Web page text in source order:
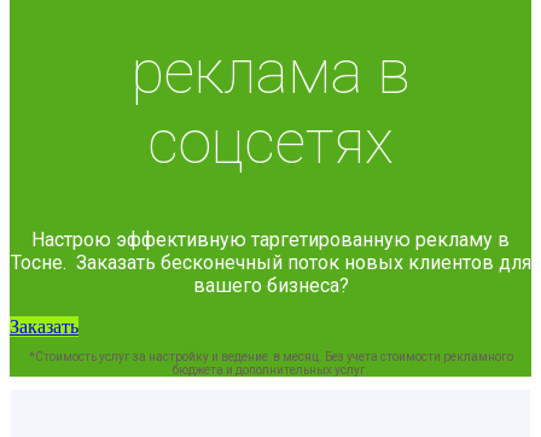
реклама в
соцсетях
Настрою эффективную таргетированную рекламу в
Тосне. Заказать бесконечный поток новых клиентов для
вашего бизнеса?
Заказать
*Стоимость услуг за настройку и ведение в месяц. Без учета стоимости рекламного
бюджета и дополнительных услуг.